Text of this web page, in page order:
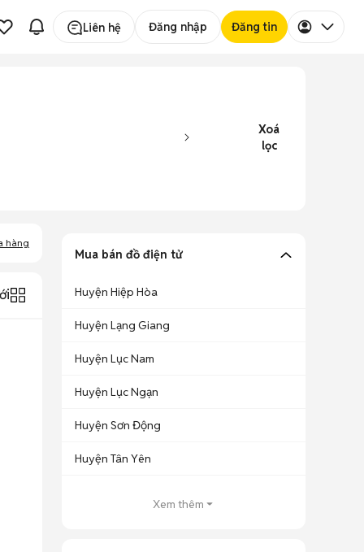
Liên hệ Đăng nhập Đăng tin
Xoá
lọc
hàng
Mua bán đồ điện tử
Huyện Hiệp Hòa
Huyện Lạng Giang
Huyện Lục Nam
Huyện Lục Ngạn
Huyện Sơn Động
Huyện Tân Yên
Xem thêm